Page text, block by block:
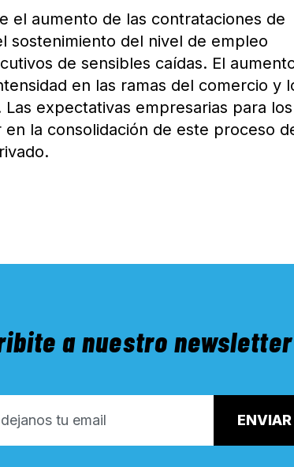
el aumento de las contrataciones de
sostenimiento del nivel de empleo
de sensibles caídas. El
en las ramas del comercio y
expectativas empresarias para los
la consolidación de este proceso
a nuestro newsletter